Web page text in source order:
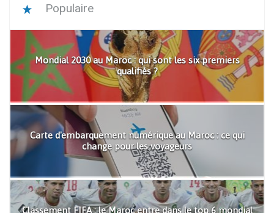
Populaire
Mondial 2030 au Maroc : qui sont les six premiers
qualifiés ?
Carte d'embarquement numérique au Maroc : ce qui
change pour les voyageurs
Classement FIFA : le Maroc entre dans le top 6 mondial